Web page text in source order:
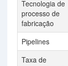
Tecnologia de
processo de
fabricação
Pipelines
Taxa de